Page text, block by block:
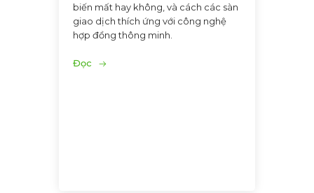
biến mất hay không, và cách các sàn
giao dịch thích ứng với công nghệ
hợp đồng thông minh.
Đọc